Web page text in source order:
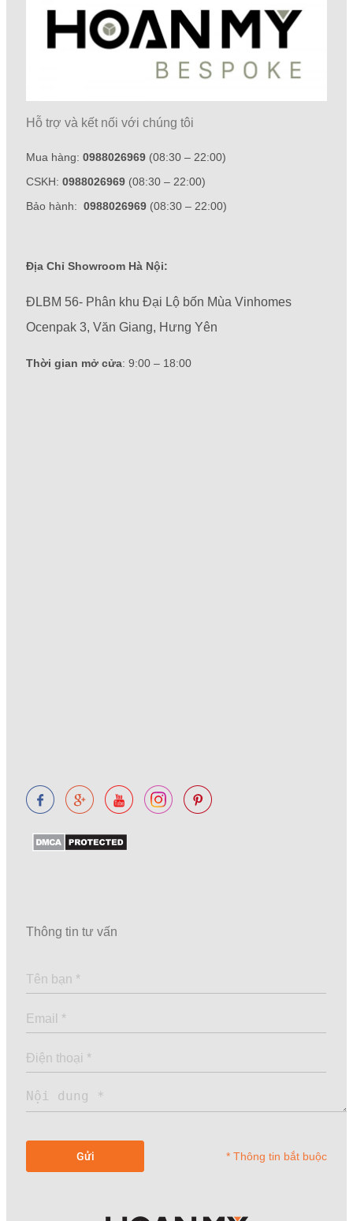
Hỗ trợ và kết nối với chúng tôi
Mua hàng: 0988026969 (08:30 – 22:00)
CSKH: 0988026969 (08:30 – 22:00)
Bảo hành: 0988026969 (08:30 – 22:00)
Địa Chỉ Showroom Hà Nội:
ĐLBM 56- Phân khu Đại Lộ bốn Mùa Vinhomes
Ocenpak 3, Văn Giang, Hưng Yên
Thời gian mở cửa: 9:00 – 18:00
Thông tin tư vấn
* Thông tin bắt buộc